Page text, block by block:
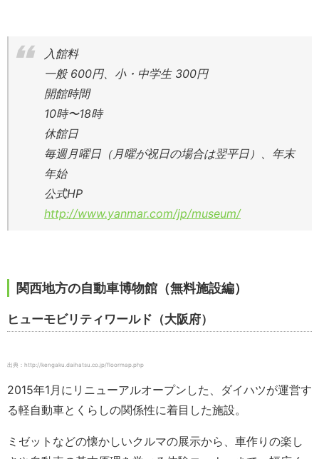
入館料
一般 600円、小・中学生 300円
開館時間
10時〜18時
休館日
毎週月曜日（月曜が祝日の場合は翌平日）、年末
年始
公式HP
http://www.yanmar.com/jp/museum/
関西地方の自動車博物館（無料施設編）
ヒューモビリティワールド（大阪府）
出典：http://kengaku.daihatsu.co.jp/floormap.php
2015年1月にリニューアルオープンした、ダイハツが運営す
る軽自動車とくらしの関係性に着目した施設。
ミゼットなどの懐かしいクルマの展示から、車作りの楽し